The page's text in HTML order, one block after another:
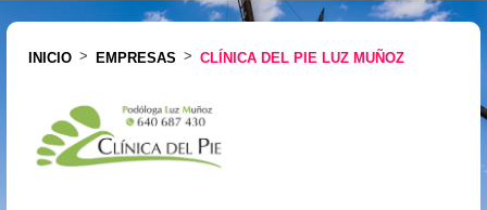
INICIO > EMPRESAS > CLÍNICA DEL PIE LUZ MUÑOZ